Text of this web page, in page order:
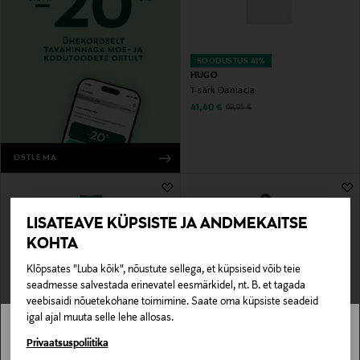
LISATEAVE KÜPSISTE JA ANDMEKAITSE
KOHTA
Klõpsates "Luba kõik", nõustute sellega, et küpsiseid võib teie
seadmesse salvestada erinevatel eesmärkidel, nt. B. et tagada
veebisaidi nõuetekohane toimimine. Saate oma küpsiste seadeid
igal ajal muuta selle lehe allosas.
Privaatsuspoliitika
OSTLEMA
SOODUSTUS 41%
HUGO
T-särk Damacia
Discounted Price
41,40 € Original Price
69,95 €
POLO RALPH LAUREN
Stockmann pole Sinu riigis saadaval.